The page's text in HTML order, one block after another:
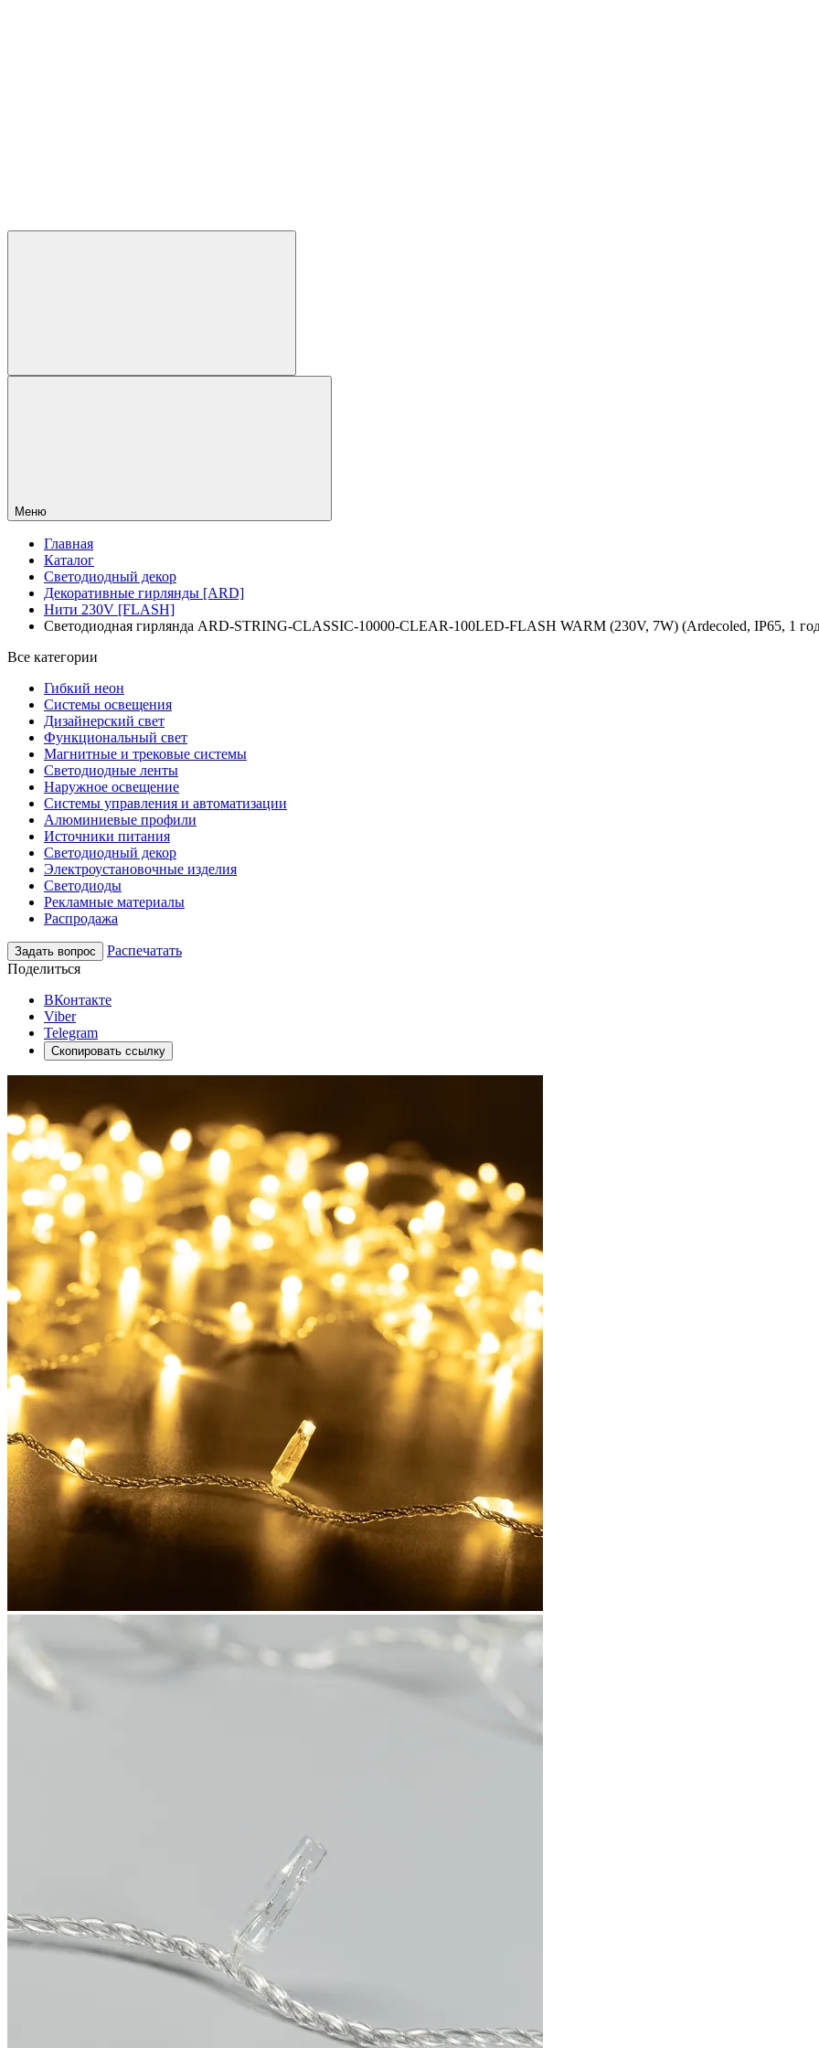
Меню
Главная
Каталог
Светодиодный декор
Декоративные гирлянды [ARD]
Нити 230V [FLASH]
Светодиодная гирлянда ARD-STRING-CLASSIC-10000-CLEAR-100LED-FLASH WARM (230V, 7W) (Ardecoled, IP65, 1
Все категории
Гибкий неон
Системы освещения
Дизайнерский свет
Функциональный свет
Магнитные и трековые системы
Светодиодные ленты
Наружное освещение
Системы управления и автоматизации
Алюминиевые профили
Источники питания
Светодиодный декор
Электроустановочные изделия
Светодиоды
Рекламные материалы
Распродажа
Задать вопрос
Распечатать
Поделиться
ВКонтакте
Viber
Telegram
Скопировать ссылку